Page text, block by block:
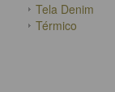
Tela Denim
Térmico